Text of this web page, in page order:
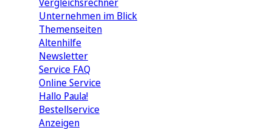
Unternehmen im Blick
Themenseiten
Altenhilfe
Newsletter
Service FAQ
Online Service
Hallo Paula!
Bestellservice
Anzeigen